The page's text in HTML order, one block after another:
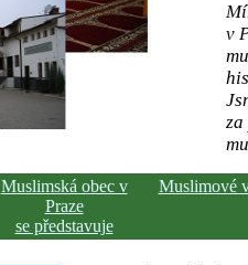
v
Muslimská obec v
Praze
se představuje
Muslimové